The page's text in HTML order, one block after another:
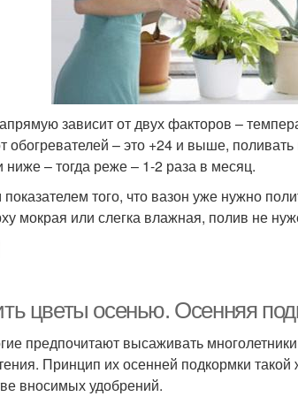
зависит от двух факторов –
обогревателей – это +24 и выше,
– тогда реже – 1-2 раза в месяц.
того, что вазон уже нужно
мокрая или слегка влажная, полив не
цветы осенью. Осенняя
предпочитают высаживать
Принцип их осенней подкормки
вносимых удобрений.